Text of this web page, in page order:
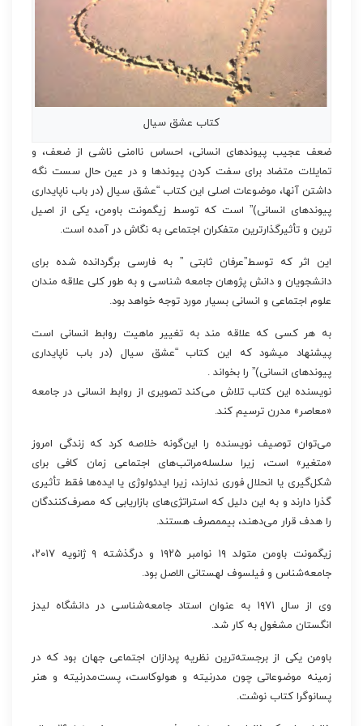
کتاب عشق سیال
ضعف عجیب پیوندهای انسانی، احساس ناامنی ناشی از ضعف، و
تمایلات متضاد برای سفت کردن پیوندها و در عین حال سست نگه
داشتن آنها، موضوعات اصلی این کتاب “عشق سیال (در ب‍اب ن‍اپ‍ای‍داری
پ‍ی‍ون‍ده‍ای ان‍س‍ان‍ی)” است که توسط زیگمونت باومن، یکی از اصیل
ترین و تأثیرگذارترین متفکران اجتماعی به نگاش در آمده است.
این اثر که توسط”عرفان ثابتی ” به فارسی برگردانده شده برای
دانشجویان و دانش پژوهان جامعه شناسی و به طور کلی علاقه مندان
علوم اجتماعی و انسانی بسیار مورد توجه خواهد بود.
به هر کسی که علاقه مند به تغییر ماهیت روابط انسانی است
پیشنهاد میشود که این کتاب “عشق سیال (در ب‍اب ن‍اپ‍ای‍داری
پ‍ی‍ون‍ده‍ای ان‍س‍ان‍ی)” را بخواند .
نویسنده این کتاب تلاش می‌کند تصویری از روابط انسانی در جامعه
«معاصر» مدرن ترسیم کند.
می‌توان توصیف نویسنده را این‌گونه خلاصه کرد که زندگی امروز
«متغیر» است، زیرا سلسله‌مراتب‌های اجتماعی زمان کافی برای
شکل‌گیری یا انحلال فوری ندارند، زیرا ایدئولوژی یا ایده‌ها فقط تأثیری
گذرا دارند و به این دلیل که استراتژی‌های بازاریابی که مصرف‌کنندگان
را هدف قرار می‌دهند، بیممصرف هستند.
زیگمونت باومن متولد ۱۹ نوامبر ۱۹۲۵ و درگذشته ۹ ژانویه ۲۰۱۷،
جامعه‌شناس و فیلسوف لهستانی الاصل بود.
وی از سال ۱۹۷۱ به عنوان استاد جامعه‌شناسی در دانشگاه لیدز
انگستان مشغول به کار شد.
باومن یکی از برجسته‌ترین نظریه پردازان اجتماعی جهان بود که در
زمینه موضوعاتی چون مدرنیته و هولوکاست، پست‌مدرنیته و هنر
پسانوگرا کتاب نوشت.